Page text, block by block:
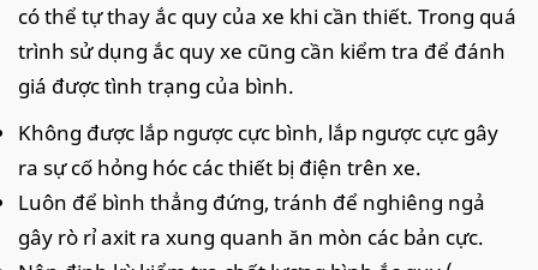
có thể tự thay ắc quy của xe khi cần thiết. Trong quá
trình sử dụng ắc quy xe cũng cần kiểm tra để đánh
giá được tình trạng của bình.
Không được lắp ngược cực bình, lắp ngược cực gây
ra sự cố hỏng hóc các thiết bị điện trên xe.
Luôn để bình thẳng đứng, tránh để nghiêng ngả
gây rò rỉ axit ra xung quanh ăn mòn các bản cực.